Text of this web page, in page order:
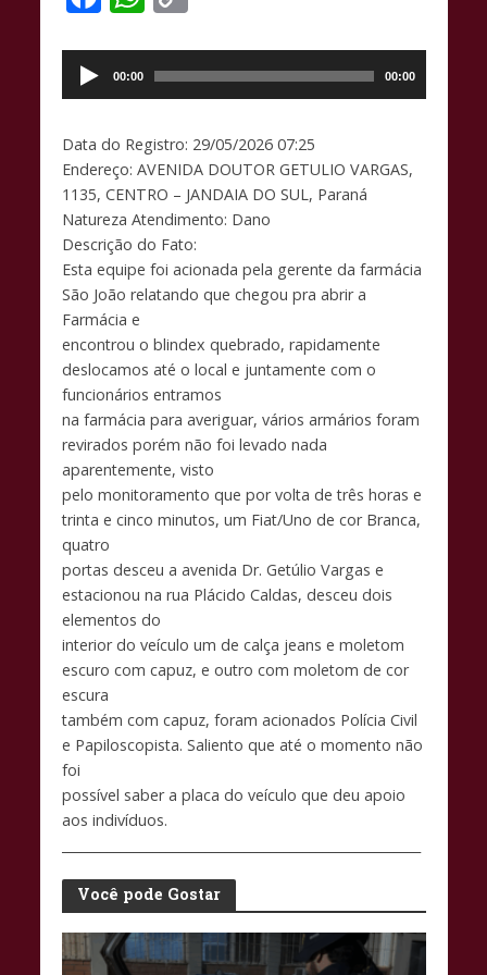
ac
e
b
o
o
k
h
at
s
A
p
p
p
y
Li
n
k
Tocador
áudio
00:00 00:00
Data do Registro: 29/05/2026 07:25
Endereço: AVENIDA DOUTOR GETULIO VARGAS,
1135, CENTRO – JANDAIA DO SUL, Paraná
Natureza Atendimento: Dano
Descrição do Fato:
Esta equipe foi acionada pela gerente da farmácia
São João relatando que chegou pra abrir a
Farmácia e
encontrou o blindex quebrado, rapidamente
deslocamos até o local e juntamente com o
funcionários entramos
na farmácia para averiguar, vários armários foram
revirados porém não foi levado nada
aparentemente, visto
pelo monitoramento que por volta de três horas e
trinta e cinco minutos, um Fiat/Uno de cor Branca,
quatro
portas desceu a avenida Dr. Getúlio Vargas e
estacionou na rua Plácido Caldas, desceu dois
elementos do
interior do veículo um de calça jeans e moletom
escuro com capuz, e outro com moletom de cor
escura
também com capuz, foram acionados Polícia Civil
e Papiloscopista. Saliento que até o momento não
foi
possível saber a placa do veículo que deu apoio
aos indivíduos.
Você pode Gostar